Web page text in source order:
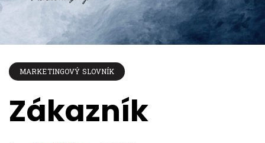
MARKETINGOVÝ SLOVNÍK
Zákazník